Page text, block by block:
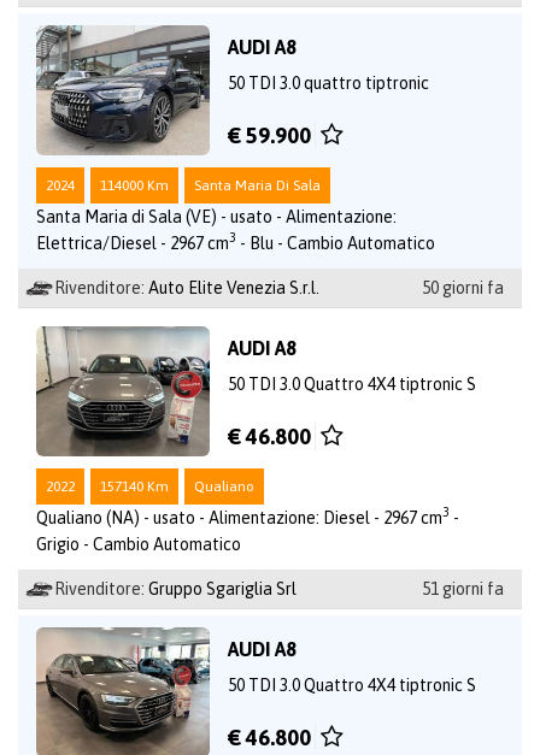
AUDI A8
50 TDI 3.0 quattro tiptronic
€ 59.900
2024 114000 Km Santa Maria Di Sala
Santa Maria di Sala (VE) - usato - Alimentazione:
Elettrica/Diesel - 2967 cm3 - Blu - Cambio Automatico
Rivenditore: Auto Elite Venezia S.r.l. 50 giorni fa
AUDI A8
50 TDI 3.0 Quattro 4X4 tiptronic S
€ 46.800
2022 157140 Km Qualiano
Qualiano (NA) - usato - Alimentazione: Diesel - 2967 cm3 -
Grigio - Cambio Automatico
Rivenditore: Gruppo Sgariglia Srl 51 giorni fa
AUDI A8
50 TDI 3.0 Quattro 4X4 tiptronic S
€ 46.800